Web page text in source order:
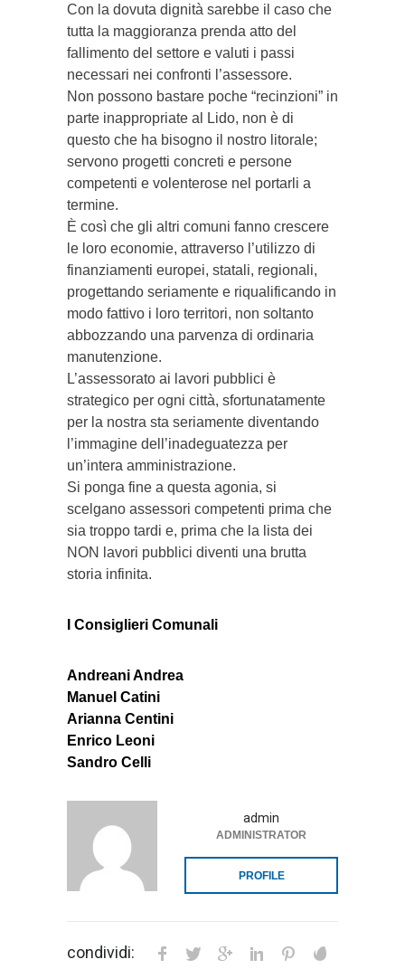
Con la dovuta dignità sarebbe il caso che
tutta la maggioranza prenda atto del
fallimento del settore e valuti i passi
necessari nei confronti l’assessore.
Non possono bastare poche “recinzioni” in
parte inappropriate al Lido, non è di
questo che ha bisogno il nostro litorale;
servono progetti concreti e persone
competenti e volenterose nel portarli a
termine.
È così che gli altri comuni fanno crescere
le loro economie, attraverso l’utilizzo di
finanziamenti europei, statali, regionali,
progettando seriamente e riqualificando in
modo fattivo i loro territori, non soltanto
abbozzando una parvenza di ordinaria
manutenzione.
L’assessorato ai lavori pubblici è
strategico per ogni città, sfortunatamente
per la nostra sta seriamente diventando
l’immagine dell’inadeguatezza per
un’intera amministrazione.
Si ponga fine a questa agonia, si
scelgano assessori competenti prima che
sia troppo tardi e, prima che la lista dei
NON lavori pubblici diventi una brutta
storia infinita.
I Consiglieri Comunali
Andreani Andrea
Manuel Catini
Arianna Centini
Enrico Leoni
Sandro Celli
admin
ADMINISTRATOR
PROFILE
condividi: